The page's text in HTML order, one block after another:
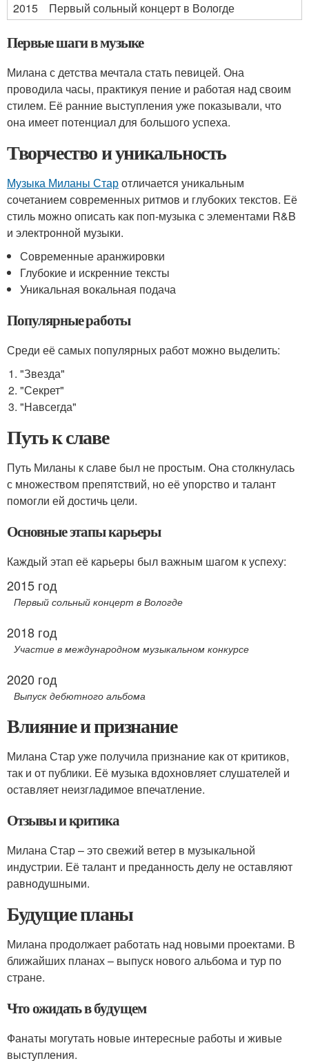
2015
Первый сольный концерт в Вологде
Первые шаги в музыке
Милана с детства мечтала стать певицей. Она
проводила часы, практикуя пение и работая над своим
стилем. Её ранние выступления уже показывали, что
она имеет потенциал для большого успеха.
Творчество и уникальность
Музыка Миланы Старотличается уникальным
сочетанием современных ритмов и глубоких текстов. Её
стиль можно описать как поп-музыка с элементами R&B
и электронной музыки.
Современные аранжировки
Глубокие и искренние тексты
Уникальная вокальная подача
Популярные работы
Среди её самых популярных работ можно выделить:
"Звезда"
"Секрет"
"Навсегда"
Путь к славе
Путь Миланы к славе был не простым. Она столкнулась
с множеством препятствий, но её упорство и талант
помогли ей достичь цели.
Основные этапы карьеры
Каждый этап её карьеры был важным шагом к успеху:
2015 год
Первый сольный концерт в Вологде
2018 год
Участие в международном музыкальном конкурсе
2020 год
Выпуск дебютного альбома
Влияние и признание
Милана Стар уже получила признание как от критиков,
так и от публики. Её музыка вдохновляет слушателей и
оставляет неизгладимое впечатление.
Отзывы и критика
Милана Стар – это свежий ветер в музыкальной
индустрии. Её талант и преданность делу не оставляют
равнодушными.
Будущие планы
Милана продолжает работать над новыми проектами. В
ближайших планах – выпуск нового альбома и тур по
стране.
Что ожидать в будущем
Фанаты могутать новые интересные работы и живые
выступления.